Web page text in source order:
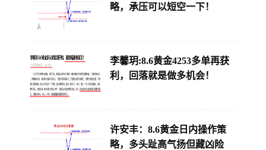
略，承压可以短空一下！
李馨玥:8.6黄金4253多单再获
利，回落就是做多机会！
许安丰：8.6黄金日内操作策
略，多头趾高气扬但藏凶险